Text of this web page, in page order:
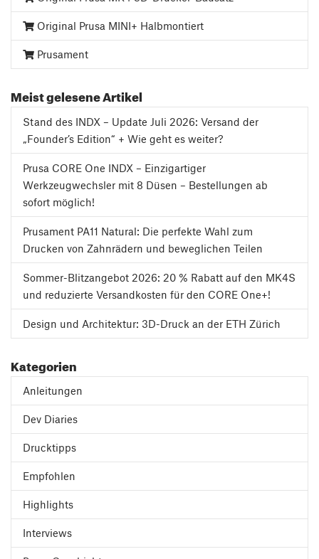
Original Prusa MINI+ Halbmontiert
Prusament
Meist gelesene Artikel
Stand des INDX – Update Juli 2026: Versand der
„Founder’s Edition“ + Wie geht es weiter?
Prusa CORE One INDX – Einzigartiger
Werkzeugwechsler mit 8 Düsen – Bestellungen ab
sofort möglich!
Prusament PA11 Natural: Die perfekte Wahl zum
Drucken von Zahnrädern und beweglichen Teilen
Sommer-Blitzangebot 2026: 20 % Rabatt auf den MK4S
und reduzierte Versandkosten für den CORE One+!
Design und Architektur: 3D-Druck an der ETH Zürich
Kategorien
Anleitungen
Dev Diaries
Drucktipps
Empfohlen
Highlights
Interviews